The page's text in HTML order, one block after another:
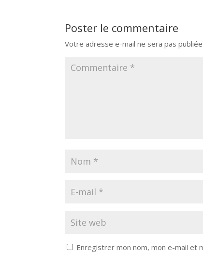
Poster le commentaire
Votre adresse e-mail ne sera pas publiée.
Enregistrer mon nom, mon e-mail et